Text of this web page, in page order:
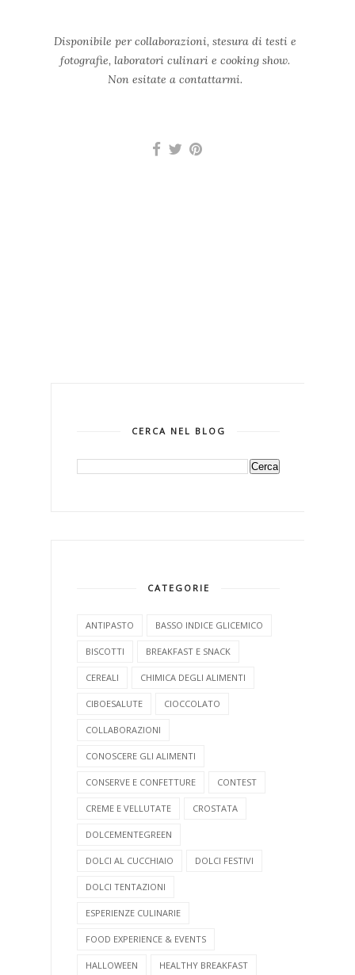
Disponibile per collaborazioni, stesura di testi e
fotografie, laboratori culinari e cooking show.
Non esitate a contattarmi.
CERCA NEL BLOG
CATEGORIE
ANTIPASTO BASSO INDICE GLICEMICO
BISCOTTI BREAKFAST E SNACK
CEREALI CHIMICA DEGLI ALIMENTI
CIBOESALUTE CIOCCOLATO
COLLABORAZIONI
CONOSCERE GLI ALIMENTI
CONSERVE E CONFETTURE CONTEST
CREME E VELLUTATE CROSTATA
DOLCEMENTEGREEN
DOLCI AL CUCCHIAIO DOLCI FESTIVI
DOLCI TENTAZIONI
ESPERIENZE CULINARIE
FOOD EXPERIENCE & EVENTS
HALLOWEEN HEALTHY BREAKFAST